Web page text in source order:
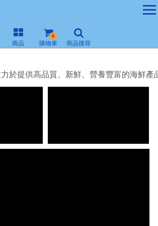
商品 購物車
0
商品搜尋
於提供高品質、新鮮、營養豐富的海鮮產